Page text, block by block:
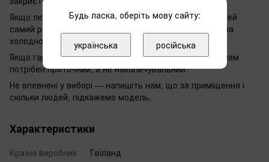
Якщо людей більше або потрібна ванна — дивіться цей
самий ряд на 30 л: переплата за обʼєм менша, ніж ціна
холодного ранку.
Якщо гаряча вода потрібна миттєво й без запасу — вам
потрібен проточний, а не накопичувальний.
Не впевнені у виборі — напишіть нам, що за приміщення і
скільки людей, підкажемо модель.
Характеристики
Країна виробник
Таїланд
Будь ласка, оберіть мову сайту:
українська російська